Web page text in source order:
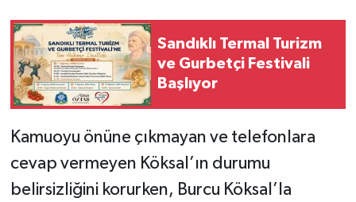
Sandıklı Termal Turizm
ve Gurbetçi Festivali
Başlıyor
Kamuoyu önüne çıkmayan ve telefonlara
cevap vermeyen Köksal’ın durumu
belirsizliğini korurken, Burcu Köksal’la